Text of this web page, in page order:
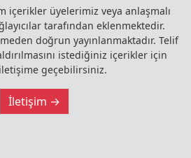
içerikler üyelerimiz veya anlaşmalı
tarafından eklenmektedir.
doğrun yayınlanmaktadır. Telif
istediğiniz içerikler için
geçebilirsiniz.
İletişim →